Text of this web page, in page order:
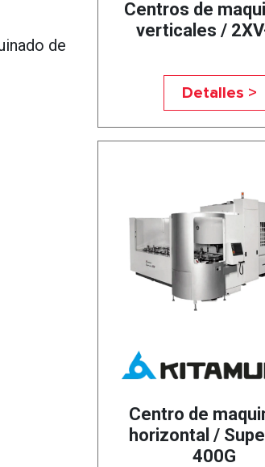
de
Centros de
verticales /
Detalles >
Centro de
horizontal /
400G